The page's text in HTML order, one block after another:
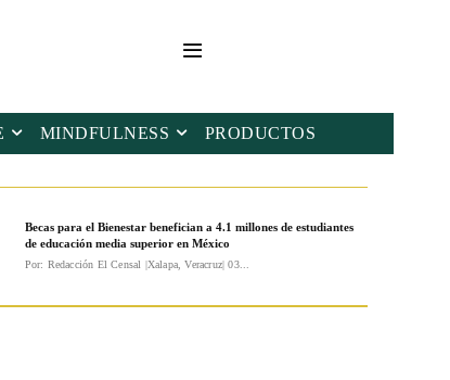
MINDFULNESS PRODUCTOS
Becas para el Bienestar benefician a 4.1 millones de estudiantes
de educación media superior en México
Por: Redacción El Censal |Xalapa, Veracruz| 03...